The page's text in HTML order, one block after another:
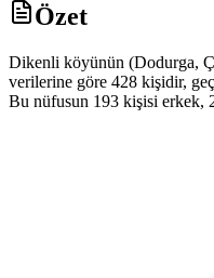
Özet
Dikenli köyünün (Dodurga,
verilerine göre 428 kişidir,
Bu nüfusun 193 kişisi erkek,